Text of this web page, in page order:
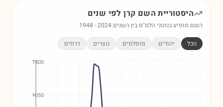
היסטוריית השם קרןלפי שנים
השם מופיע בנתוני הלמ"ס בין השנים 1948 -2024
הכל יהודים מוסלמים נוצרים דרוזים
1050
1400